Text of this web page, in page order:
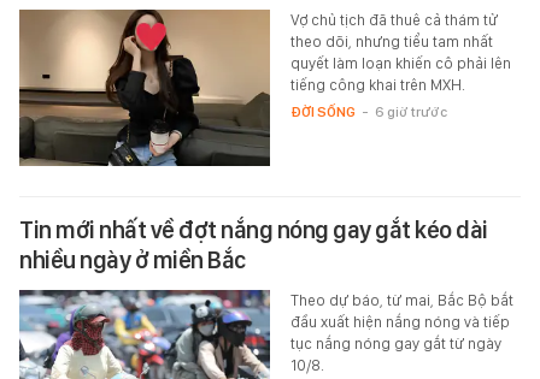
Vợ chủ tịch đã thuê cả thám tử
theo dõi, nhưng tiểu tam nhất
quyết làm loạn khiến cô phải lên
tiếng công khai trên MXH.
ĐỜI SỐNG - 6 giờ trước
Tin mới nhất về đợt nắng nóng gay gắt kéo dài
nhiều ngày ở miền Bắc
Theo dự báo, từ mai, Bắc Bộ bắt
đầu xuất hiện nắng nóng và tiếp
tục nắng nóng gay gắt từ ngày
10/8.